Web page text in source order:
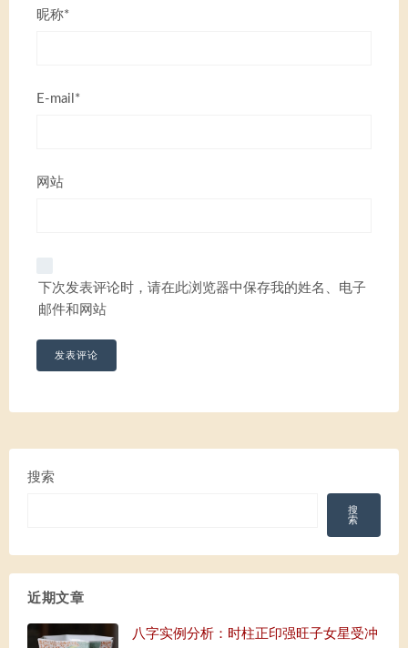
昵称*
E-mail*
网站
下次发表评论时，请在此浏览器中保存我的姓名、电子
邮件和网站
搜索
搜
索
近期文章
八字实例分析：时柱正印强旺子女星受冲